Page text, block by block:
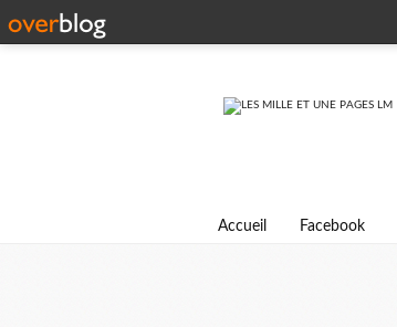
Accueil Facebook